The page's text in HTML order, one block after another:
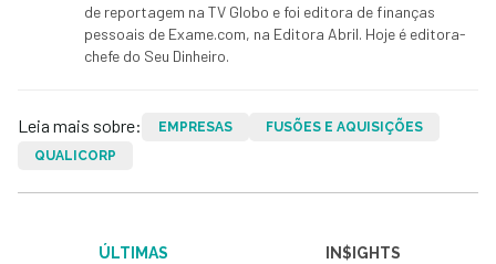
de reportagem na TV Globo e foi editora de finanças
pessoais de Exame.com, na Editora Abril. Hoje é editora-
chefe do Seu Dinheiro.
Leia mais sobre: EMPRESAS
FUSÕES E AQUISIÇÕES
QUALICORP
ÚLTIMAS IN$IGHTS